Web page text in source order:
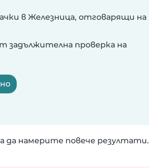
в Железница, отговарящи на
задължителна проверка на
да намерите повече резултати.